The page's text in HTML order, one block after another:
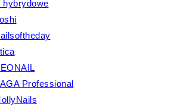
hybrydowe
Professional